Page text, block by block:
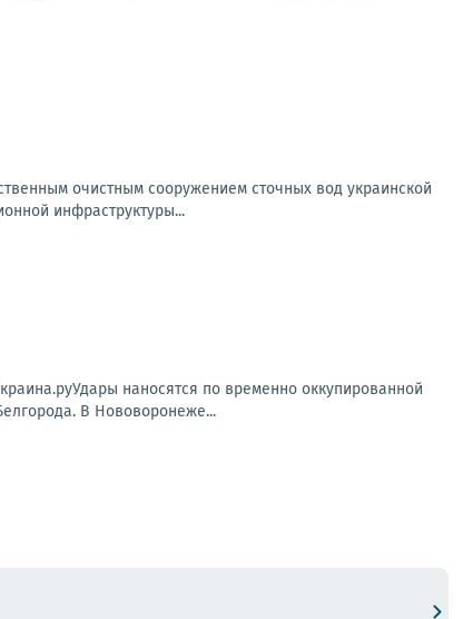
очистным сооружением сточных вод украинской
инфраструктуры...
наносятся по временно оккупированной
В Нововоронеже...